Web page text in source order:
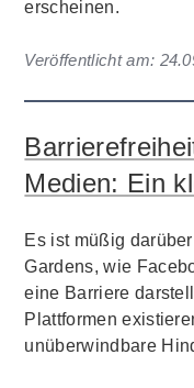
erscheinen.
Veröffentlicht am:
Medien: Ein
Es ist müßig
Gardens, wie
eine Barriere
Plattformen
unüberwindbare